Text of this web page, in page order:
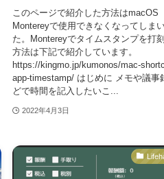
このページで紹介した方法はmacOS
Montereyで使用できなくなってしま
た。Montereyでタイムスタンプを打
方法は下記で紹介しています。
https://kingmo.jp/kumonos/mac-
app-timestamp/ はじめに メモや議事
どで時間を記入したいこ...
2022年4月3日